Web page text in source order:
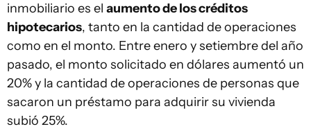
inmobiliario es el aumento de los créditos
hipotecarios, tanto en la cantidad de operaciones
como en el monto. Entre enero y setiembre del año
pasado, el monto solicitado en dólares aumentó un
20% y la cantidad de operaciones de personas que
sacaron un préstamo para adquirir su vivienda
subió 25%.